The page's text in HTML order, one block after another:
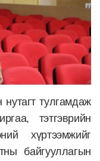
тулгамдаж
тэтгэврийн
хүртээмжийг
байгууллагын